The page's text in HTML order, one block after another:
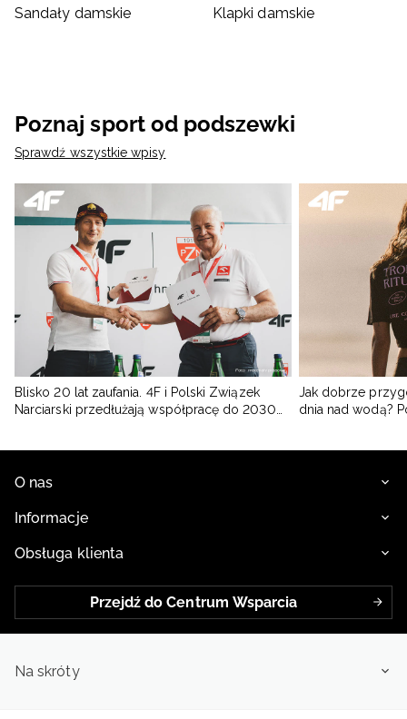
Sandały damskie
Klapki damskie
Poznaj sport od podszewki
Sprawdź wszystkie wpisy
Blisko 20 lat zaufania. 4F i Polski Związek
Narciarski przedłużają współpracę do 2030
Jak dobrze
dnia nad wodą?
O nas
Informacje
Obsługa klienta
Przejdź do Centrum Wsparcia
Na skróty